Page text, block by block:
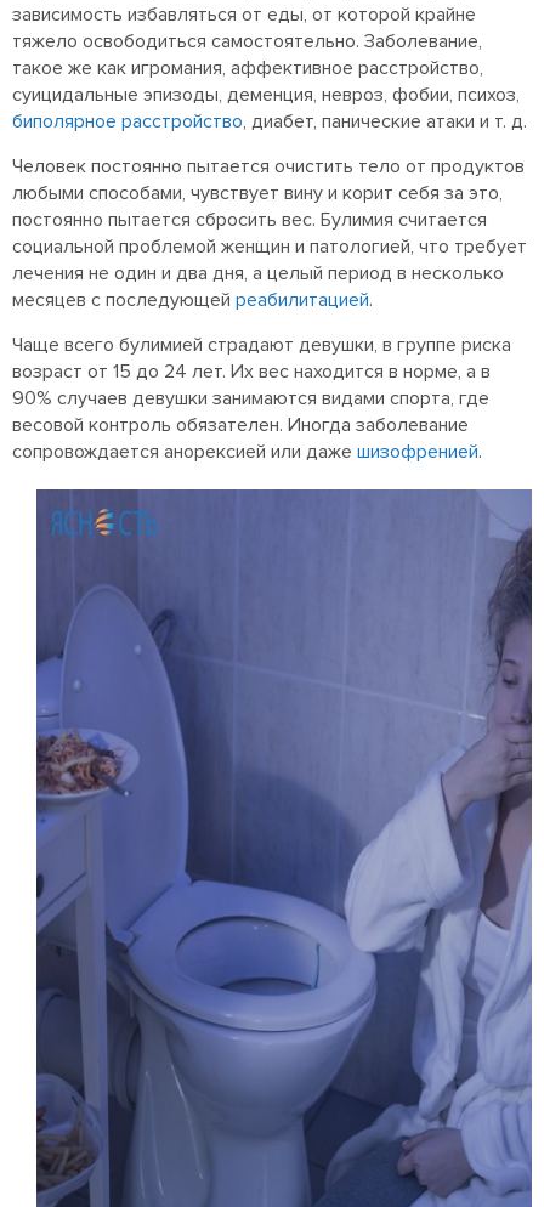
зависимость избавляться от еды, от которой крайне
тяжело освободиться самостоятельно. Заболевание,
такое же как игромания, аффективное расстройство,
суицидальные эпизоды, деменция, невроз, фобии, психоз,
биполярное расстройство, диабет, панические атаки и т. д.
Человек постоянно пытается очистить тело от продуктов
любыми способами, чувствует вину и корит себя за это,
постоянно пытается сбросить вес. Булимия считается
социальной проблемой женщин и патологией, что требует
лечения не один и два дня, а целый период в несколько
месяцев с последующей реабилитацией.
Чаще всего булимией страдают девушки, в группе риска
возраст от 15 до 24 лет. Их вес находится в норме, а в
90% случаев девушки занимаются видами спорта, где
весовой контроль обязателен. Иногда заболевание
сопровождается анорексией или даже шизофренией.